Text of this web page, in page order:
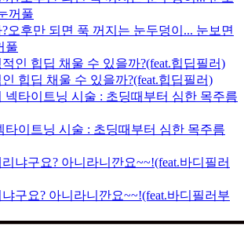
오후만 되면 푹 꺼지는 눈두덩이... 눈보면
풀
힙딥 채울 수 있을까?(feat.힙딥필러)
타이트닝 시술 : 초딩때부터 심한 목주름
구요? 아니라니깐요~~!(feat.바디필러부